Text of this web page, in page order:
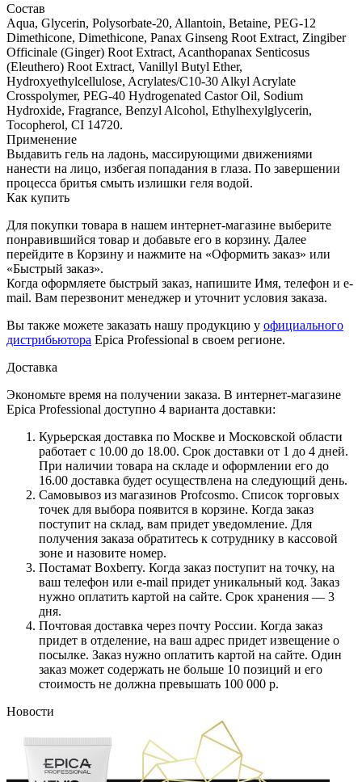
Состав
Aqua, Glycerin, Polysorbate-20, Allantoin, Betaine, PEG-12
Dimethicone, Dimethicone, Panax Ginseng Root Extract, Zingiber
Officinale (Ginger) Root Extract, Acanthopanax Senticosus
(Eleuthero) Root Extract, Vanillyl Butyl Ether,
Hydroxyethylcellulose, Acrylates/C10-30 Alkyl Acrylate
Crosspolymer, PEG-40 Hydrogenated Castor Oil, Sodium
Hydroxide, Fragrance, Benzyl Alcohol, Ethylhexylglycerin,
Tocopherol, CI 14720.
Применение
Выдавить гель на ладонь, массирующими движениями
нанести на лицо, избегая попадания в глаза. По завершении
процесса бритья смыть излишки геля водой.
Как купить
Для покупки товара в нашем интернет-магазине выберите
понравившийся товар и добавьте его в корзину. Далее
перейдите в Корзину и нажмите на «Оформить заказ» или
«Быстрый заказ».
Когда оформляете быстрый заказ, напишите Имя, телефон и e-
mail. Вам перезвонит менеджер и уточнит условия заказа.
Вы также можете заказать нашу продукцию у официального
дистрибьютора Epica Professional в своем регионе.
Доставка
Экономьте время на получении заказа. В интернет-магазине
Epica Professional доступно 4 варианта доставки:
Курьерская доставка по Москве и Московской области
работает с 10.00 до 18.00. Срок доставки от 1 до 4 дней.
При наличии товара на складе и оформлении его до
16.00 доставка будет осуществлена на следующий день.
Самовывоз из магазинов Profcosmo. Список торговых
точек для выбора появится в корзине. Когда заказ
поступит на склад, вам придет уведомление. Для
получения заказа обратитесь к сотруднику в кассовой
зоне и назовите номер.
Постамат Boxberry. Когда заказ поступит на точку, на
ваш телефон или e-mail придет уникальный код. Заказ
нужно оплатить картой на сайте. Срок хранения — 3
дня.
Почтовая доставка через почту России. Когда заказ
придет в отделение, на ваш адрес придет извещение о
посылке. Заказ нужно оплатить картой на сайте. Один
заказ может содержать не больше 10 позиций и его
стоимость не должна превышать 100 000 р.
Новости